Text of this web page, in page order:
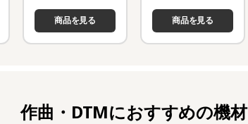
商品を見る 商品を見る
作曲・DTMにおすすめの機材